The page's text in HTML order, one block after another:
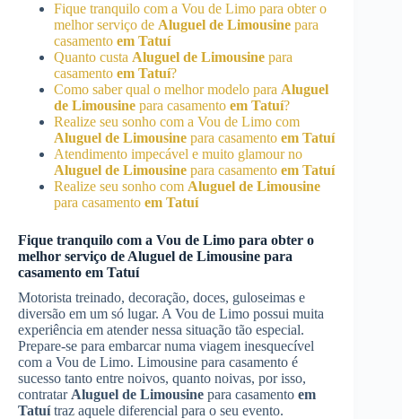
Fique tranquilo com a Vou de Limo para obter o
melhor serviço de Aluguel de Limousine para
casamento em Tatuí
Quanto custa Aluguel de Limousine para
casamento em Tatuí?
Como saber qual o melhor modelo para Aluguel
de Limousine para casamento em Tatuí?
Realize seu sonho com a Vou de Limo com
Aluguel de Limousine para casamento em Tatuí
Atendimento impecável e muito glamour no
Aluguel de Limousine para casamento em Tatuí
Realize seu sonho com Aluguel de Limousine
para casamento em Tatuí
Fique tranquilo com a Vou de Limo para obter o
melhor serviço de Aluguel de Limousine para
casamento em Tatuí
Motorista treinado, decoração, doces, guloseimas e
diversão em um só lugar. A Vou de Limo possui muita
experiência em atender nessa situação tão especial.
Prepare-se para embarcar numa viagem inesquecível
com a Vou de Limo. Limousine para casamento é
sucesso tanto entre noivos, quanto noivas, por isso,
contratar Aluguel de Limousine para casamento em
Tatuítraz aquele diferencial para o seu evento.